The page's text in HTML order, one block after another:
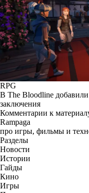
RPG
В The Bloodline
заключения
Комментарии к
Rampaga
про игры, фильмы и
Разделы
Новости
Истории
Гайды
Кино
Игры